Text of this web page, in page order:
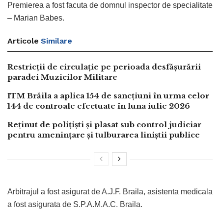
Premierea a fost facuta de domnul inspector de specialitate
– Marian Babes.
Articole Similare
Restricții de circulație pe perioada desfășurării
paradei Muzicilor Militare
ITM Brăila a aplica 154 de sancțiuni în urma celor
144 de controale efectuate în luna iulie 2026
Reținut de polițiști și plasat sub control judiciar
pentru amenințare și tulburarea liniștii publice
Arbitrajul a fost asigurat de A.J.F. Braila, asistenta medicala
a fost asigurata de S.P.A.M.A.C. Braila.